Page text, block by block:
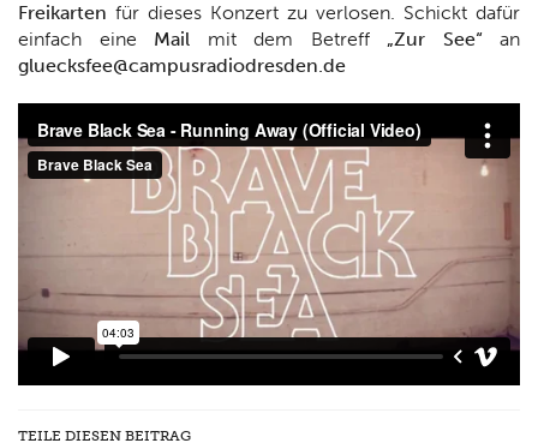
Freikarten für dieses Konzert zu verlosen. Schickt dafür
einfach eine Mail mit dem Betreff „Zur See“an
gluecksfee@campusradiodresden.de
TEILE DIESEN BEITRAG